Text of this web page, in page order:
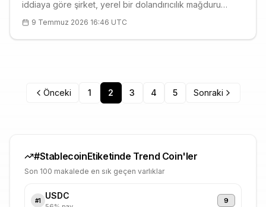
iddiaya göre şirket, yerel bir dolandırıcılık mağduru
öngören mahkeme kararına bil
9 Temmuz 2026 16:46 UTC
Önceki 1 2 3 4 5 Sonraki
#StablecoinEtiketinde Trend Coin'ler
Son 100 makalede en sık geçen varlıklar
#1 USDC 9